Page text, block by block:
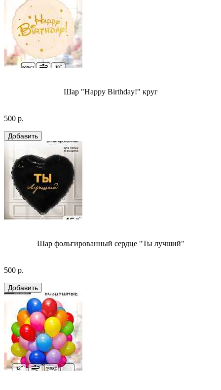
Шар "Happy Birthday!" круг
500 р.
Шар фольгированный сердце "Ты лучший"
500 р.